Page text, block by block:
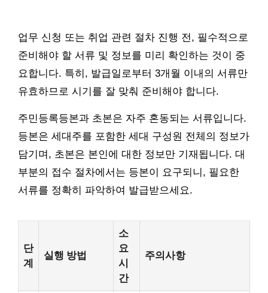
업무 신청 또는 취업 관련 절차 진행 전, 필수적으로
준비해야 할 서류 및 정보를 미리 확인하는 것이 중
요합니다. 특히, 발급일로부터 3개월 이내의 서류만
유효하므로 시기를 잘 맞춰 준비해야 합니다.
주민등록등본과 초본은 자주 혼동되는 서류입니다.
등본은 세대주를 포함한 세대 구성원 전체의 정보가
담기며, 초본은 본인에 대한 정보만 기재됩니다. 대
부분의 접수 절차에서는 등본이 요구되니, 필요한
서류를 정확히 파악하여 발급받으세요.
단
계
실행 방법
소
요
시
간
주의사항